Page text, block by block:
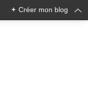
+ Créer mon blog